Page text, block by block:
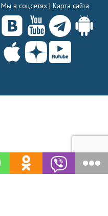
Мы в соцсетях | Карта сайта